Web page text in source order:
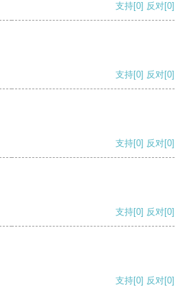
支持[0] 反对[0]
支持[0] 反对[0]
支持[0] 反对[0]
支持[0] 反对[0]
支持[0] 反对[0]